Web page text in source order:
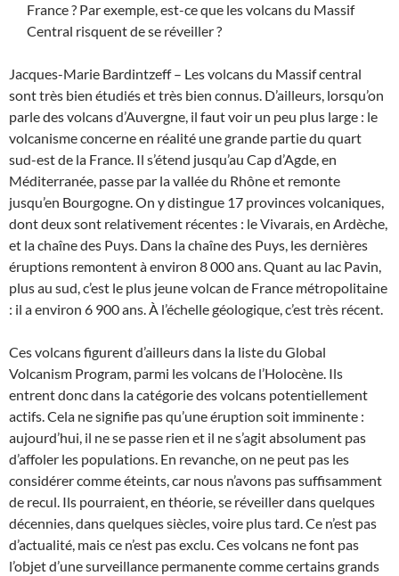
France ? Par exemple, est-ce que les volcans du Massif
Central risquent de se réveiller ?
Jacques-Marie Bardintzeff – Les volcans du Massif central
sont très bien étudiés et très bien connus. D’ailleurs, lorsqu’on
parle des volcans d’Auvergne, il faut voir un peu plus large : le
volcanisme concerne en réalité une grande partie du quart
sud-est de la France. Il s’étend jusqu’au Cap d’Agde, en
Méditerranée, passe par la vallée du Rhône et remonte
jusqu’en Bourgogne. On y distingue 17 provinces volcaniques,
dont deux sont relativement récentes : le Vivarais, en Ardèche,
et la chaîne des Puys. Dans la chaîne des Puys, les dernières
éruptions remontent à environ 8 000 ans. Quant au lac Pavin,
plus au sud, c’est le plus jeune volcan de France métropolitaine
: il a environ 6 900 ans. À l’échelle géologique, c’est très récent.
Ces volcans figurent d’ailleurs dans la liste du Global
Volcanism Program, parmi les volcans de l’Holocène. Ils
entrent donc dans la catégorie des volcans potentiellement
actifs. Cela ne signifie pas qu’une éruption soit imminente :
aujourd’hui, il ne se passe rien et il ne s’agit absolument pas
d’affoler les populations. En revanche, on ne peut pas les
considérer comme éteints, car nous n’avons pas suffisamment
de recul. Ils pourraient, en théorie, se réveiller dans quelques
décennies, dans quelques siècles, voire plus tard. Ce n’est pas
d’actualité, mais ce n’est pas exclu. Ces volcans ne font pas
l’objet d’une surveillance permanente comme certains grands